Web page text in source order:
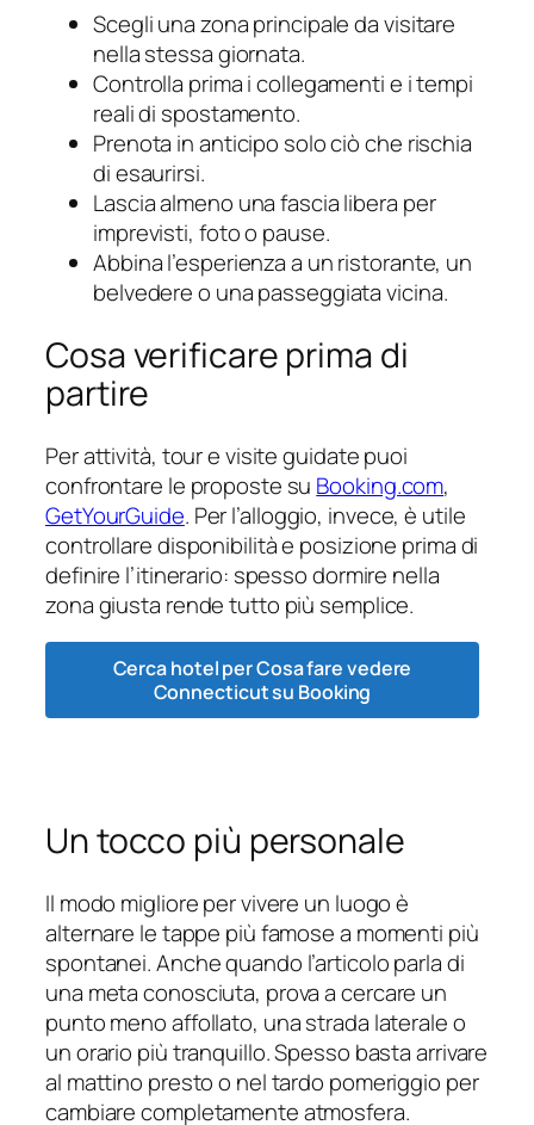
Scegli una zona principale da visitare
nella stessa giornata.
Controlla prima i collegamenti e i tempi
reali di spostamento.
Prenota in anticipo solo ciò che rischia
di esaurirsi.
Lascia almeno una fascia libera per
imprevisti, foto o pause.
Abbina l’esperienza a un ristorante, un
belvedere o una passeggiata vicina.
Cosa verificare prima di
partire
Per attività, tour e visite guidate puoi
confrontare le proposte su Booking.com,
GetYourGuide. Per l’alloggio, invece, è utile
controllare disponibilità e posizione prima di
definire l’itinerario: spesso dormire nella
zona giusta rende tutto più semplice.
Cerca hotel per Cosa fare vedere
Connecticut su Booking
Un tocco più personale
Il modo migliore per vivere un luogo è
alternare le tappe più famose a momenti più
spontanei. Anche quando l’articolo parla di
una meta conosciuta, prova a cercare un
punto meno affollato, una strada laterale o
un orario più tranquillo. Spesso basta arrivare
al mattino presto o nel tardo pomeriggio per
cambiare completamente atmosfera.